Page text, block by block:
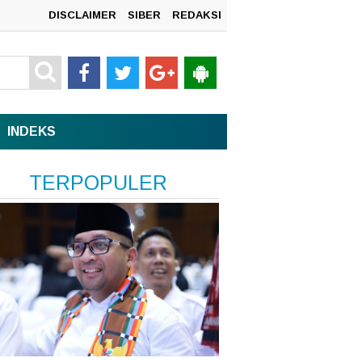
REDAKSI
SIBER
DISCLAIMER
INDEKS
TERPOPULER